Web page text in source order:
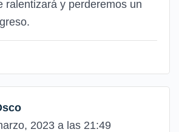
ralentizará y perderemos un
2023 a las 21:49